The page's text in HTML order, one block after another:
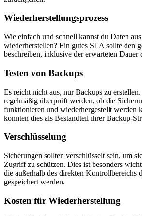
Wiederherstellungsprozess
Wie einfach und schnell kannst du Daten
wiederherstellen? Ein gutes SLA sollte den
beschreiben, inklusive der erwarteten Dauer
Testen von Backups
Es reicht nicht aus, nur Backups zu
regelmäßig überprüft werden, ob die
funktionieren und wiederhergestellt werden
könnten dies als Bestandteil ihrer Backup-
Verschlüsselung
Sicherungen sollten verschlüsselt sein, um
Zugriff zu schützen. Dies ist besonders
die außerhalb des direkten Kontrollbereichs
gespeichert werden.
Kosten für Wiederherstellung